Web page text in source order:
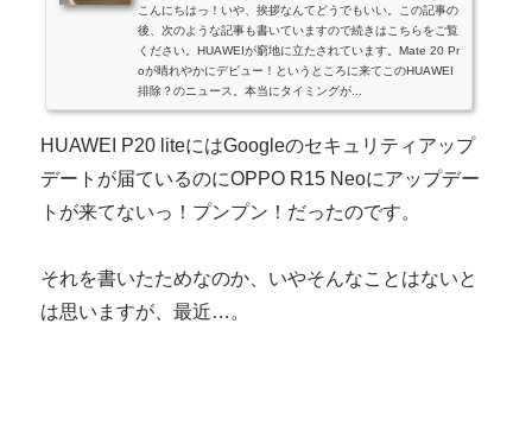
こんにちはっ！いや、挨拶なんてどうでもいい。この記事の
後、次のような記事も書いていますので続きはこちらをご覧
ください。HUAWEIが窮地に立たされています。Mate 20 Pr
oが晴れやかにデビュー！というところに来てこのHUAWEI
排除？のニュース。本当にタイミングが...
HUAWEI P20 liteにはGoogleのセキュリティアップ
デートが届ているのにOPPO R15 Neoにアップデー
トが来てないっ！プンプン！だったのです。
それを書いたためなのか、いやそんなことはないと
は思いますが、最近…。